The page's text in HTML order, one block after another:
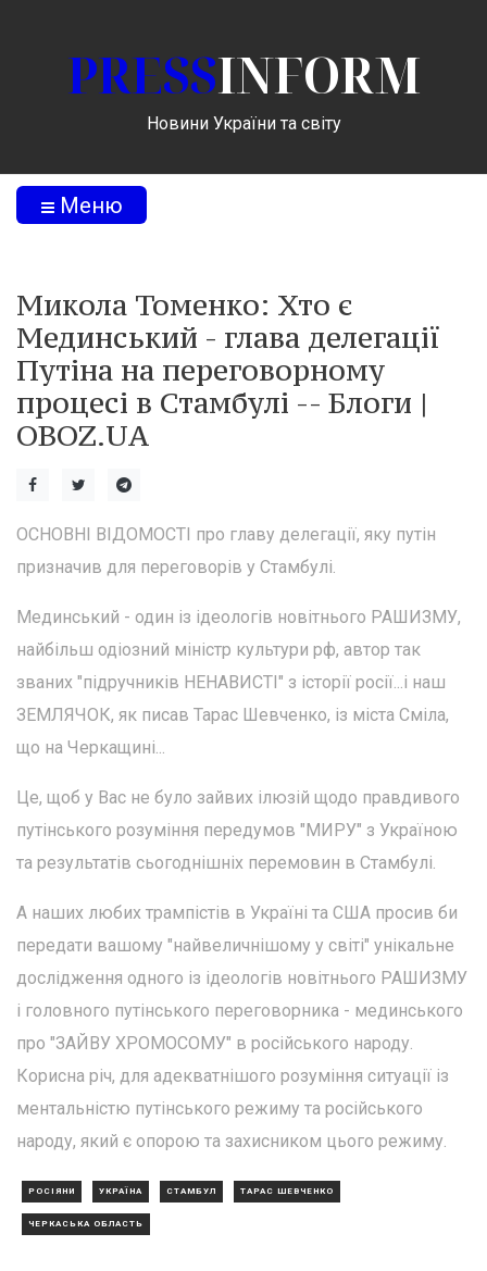
PRESSINFORM
Новини України та світу
Меню
Микола Томенко: Хто є
Мединський - глава делегації
Путіна на переговорному
процесі в Стамбулі -- Блоги |
OBOZ.UA
ОСНОВНІ ВІДОМОСТІ про главу делегації, яку путін
призначив для переговорів у Стамбулі.
Мединський - один із ідеологів новітнього РАШИЗМУ,
найбільш одіозний міністр культури рф, автор так
званих "підручників НЕНАВИСТІ" з історії росії...і наш
ЗЕМЛЯЧОК, як писав Тарас Шевченко, із міста Сміла,
що на Черкащині...
Це, щоб у Вас не було зайвих ілюзій щодо правдивого
путінського розуміння передумов "МИРУ" з Україною
та результатів сьогоднішніх перемовин в Стамбулі.
А наших любих трампістів в Україні та США просив би
передати вашому "найвеличнішому у світі" унікальне
дослідження одного із ідеологів новітнього РАШИЗМУ
і головного путінського переговорника - мединського
про "ЗАЙВУ ХРОМОСОМУ" в російського народу.
Корисна річ, для адекватнішого розуміння ситуації із
ментальністю путінського режиму та російського
народу, який є опорою та захисником цього режиму.
РОСІЯНИ УКРАЇНА СТАМБУЛ ТАРАС ШЕВЧЕНКО
ЧЕРКАСЬКА ОБЛАСТЬ